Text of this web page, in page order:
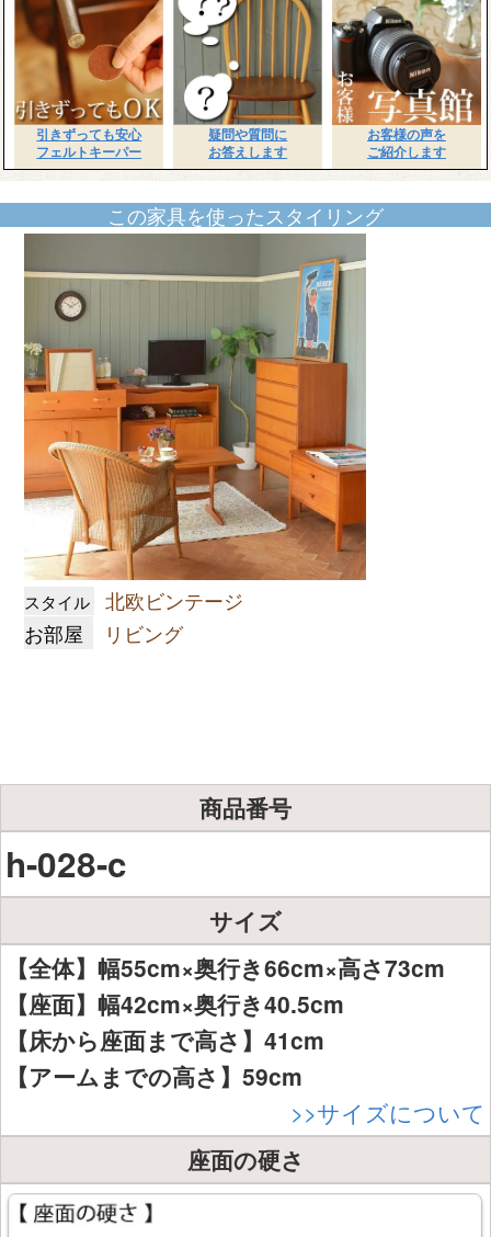
引きずっても安心
フェルトキーパー
疑問や質問に
お答えします
お客様の声を
ご紹介します
この家具を使ったスタイリング
スタイル
北欧ビンテージ
お部屋
リビング
商品番号
h-028-c
サイズ
【全体】幅55cm×奥行き66cm×高さ73cm
【座面】幅42cm×奥行き40.5cm
【床から座面まで高さ】41cm
【アームまでの高さ】59cm
>>サイズについて
座面の硬さ